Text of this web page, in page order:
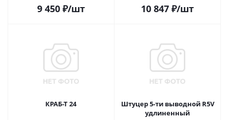
9 450 ₽/шт 10 847 ₽/шт
КРАБ-Т 24
Штуцер 5-ти выводной R5V
удлиненный